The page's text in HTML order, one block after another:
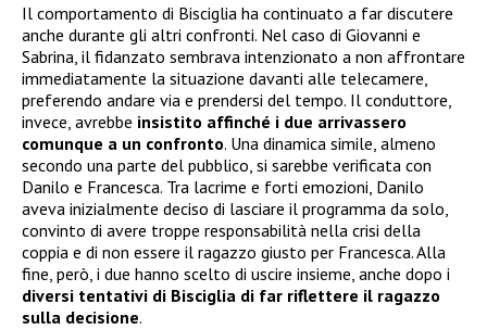
Il comportamento di Bisciglia ha continuato a far discutere
anche durante gli altri confronti. Nel caso di Giovanni e
Sabrina, il fidanzato sembrava intenzionato a non affrontare
immediatamente la situazione davanti alle telecamere,
preferendo andare via e prendersi del tempo. Il conduttore,
invece, avrebbe insistito affinché i due arrivassero
comunque a un confronto. Una dinamica simile, almeno
secondo una parte del pubblico, si sarebbe verificata con
Danilo e Francesca. Tra lacrime e forti emozioni, Danilo
aveva inizialmente deciso di lasciare il programma da solo,
convinto di avere troppe responsabilità nella crisi della
coppia e di non essere il ragazzo giusto per Francesca. Alla
fine, però, i due hanno scelto di uscire insieme, anche dopo i
diversi tentativi di Bisciglia di far riflettere il ragazzo
sulla decisione.